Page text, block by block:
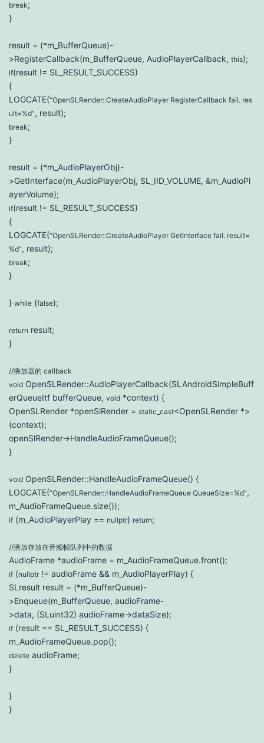
break;
}
result = (*m_BufferQueue)-
>RegisterCallback(m_BufferQueue, AudioPlayerCallback, this);
if(result != SL_RESULT_SUCCESS)
{
LOGCATE(“OpenSLRender::CreateAudioPlayer RegisterCallback fail. res
ult=%d”, result);
break;
}
result = (*m_AudioPlayerObj)-
>GetInterface(m_AudioPlayerObj, SL_IID_VOLUME, &m_AudioPl
ayerVolume);
if(result != SL_RESULT_SUCCESS)
{
LOGCATE(“OpenSLRender::CreateAudioPlayer GetInterface fail. result=
%d”, result);
break;
}
} while (false);
return result;
}
//播放器的 callback
void OpenSLRender::AudioPlayerCallback(SLAndroidSimpleBuff
erQueueItf bufferQueue, void *context) {
OpenSLRender *openSlRender = static_cast<OpenSLRender *>
(context);
openSlRender->HandleAudioFrameQueue();
}
void OpenSLRender::HandleAudioFrameQueue() {
LOGCATE(“OpenSLRender::HandleAudioFrameQueue QueueSize=%d”,
m_AudioFrameQueue.size());
if (m_AudioPlayerPlay == nullptr) return;
//播放存放在音频帧队列中的数据
AudioFrame *audioFrame = m_AudioFrameQueue.front();
if (nullptr != audioFrame && m_AudioPlayerPlay) {
SLresult result = (*m_BufferQueue)-
>Enqueue(m_BufferQueue, audioFrame-
>data, (SLuint32) audioFrame->dataSize);
if (result == SL_RESULT_SUCCESS) {
m_AudioFrameQueue.pop();
delete audioFrame;
}
}
}